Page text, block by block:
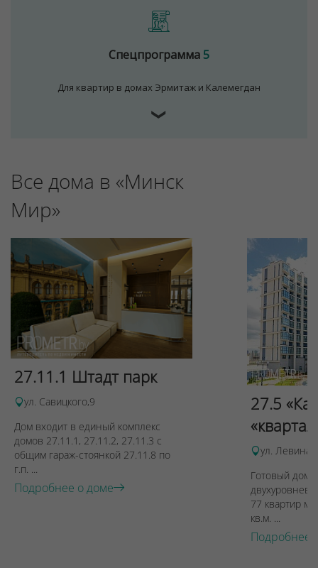
Спецпрограмма5
Для квартир в домах Эрмитаж и Калемегдан
❯
Все дома в «Минск
Мир»
27.11.1 Штадт парк
ул. Савицкого,9
Дом входит в единый комплекс
домов 27.11.1, 27.11.2, 27.11.3 с
общим гараж-стоянкой 27.11.8 по
г.п. ...
Подробнее о доме
27.5
ул. Левина,
Готовый дом
77 квартир
кв.м. ...
Подробнее
Для обеспечения удобства пользователей сайта
Принять